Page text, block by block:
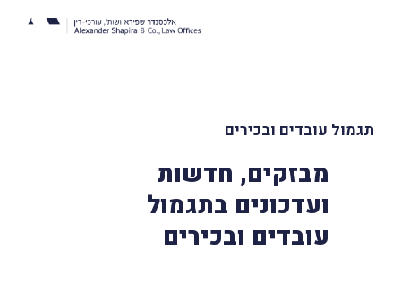
תגמול עובדים ובכירים
מבזקים, חדשות
ועדכונים בתגמול
עובדים ובכירים